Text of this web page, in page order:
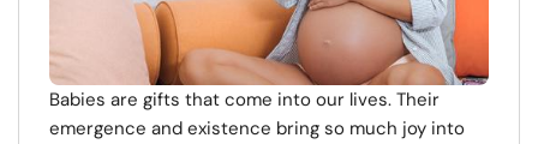
Babies are gifts that come into our lives. Their
emergence and existence bring so much joy into